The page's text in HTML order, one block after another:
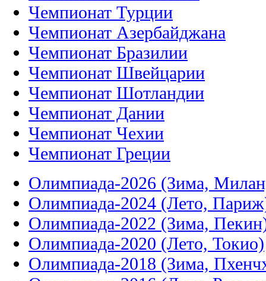
Чемпионат Турции
Чемпионат Азербайджана
Чемпионат Бразилии
Чемпионат Швейцарии
Чемпионат Шотландии
Чемпионат Дании
Чемпионат Чехии
Чемпионат Греции
Олимпиада-2026 (Зима,
Олимпиада-2024 (Лето,
Олимпиада-2022 (Зима,
Олимпиада-2020 (Лето, Токио)
Олимпиада-2018 (Зима,